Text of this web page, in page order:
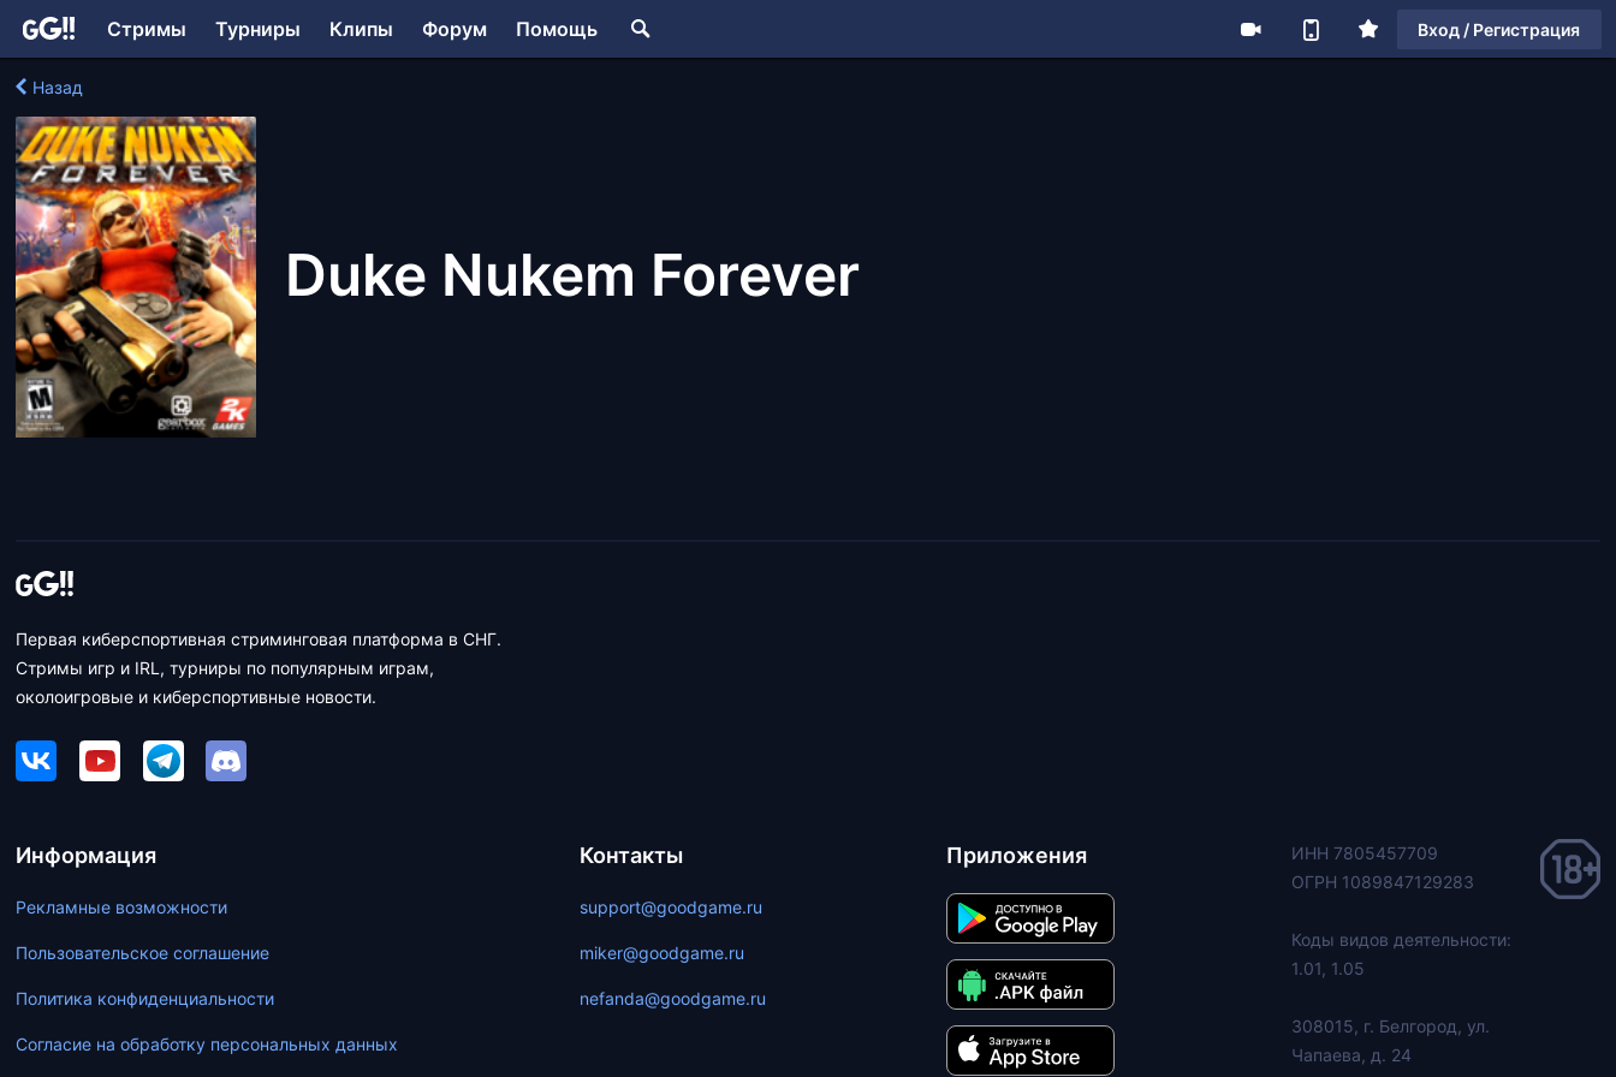
Стримы Турниры Клипы Форум Помощь Вход / Регистрация
Назад
Duke Nukem Forever
Первая киберспортивная стриминговая платформа в СНГ.
Стримы игр и IRL, турниры по популярным играм,
околоигровые и киберспортивные новости.
Информация
Рекламные возможности
Пользовательское соглашение
Политика конфиденциальности
Согласие на обработку персональных данных
Контакты
support@goodgame.ru
miker@goodgame.ru
nefanda@goodgame.ru
Приложения
ИНН 7805457709
ОГРН 1089847129283
Коды видов деятельности:
1.01, 1.05
308015, г. Белгород, ул.
Чапаева, д. 24